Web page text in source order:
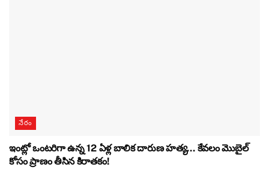
నేరం
ఇంట్లో ఒంటరిగా ఉన్న 12 ఏళ్ల బాలిక దారుణ హత్య… కేవలం మొబైల్
కోసం ప్రాణం తీసిన కిరాతకం!